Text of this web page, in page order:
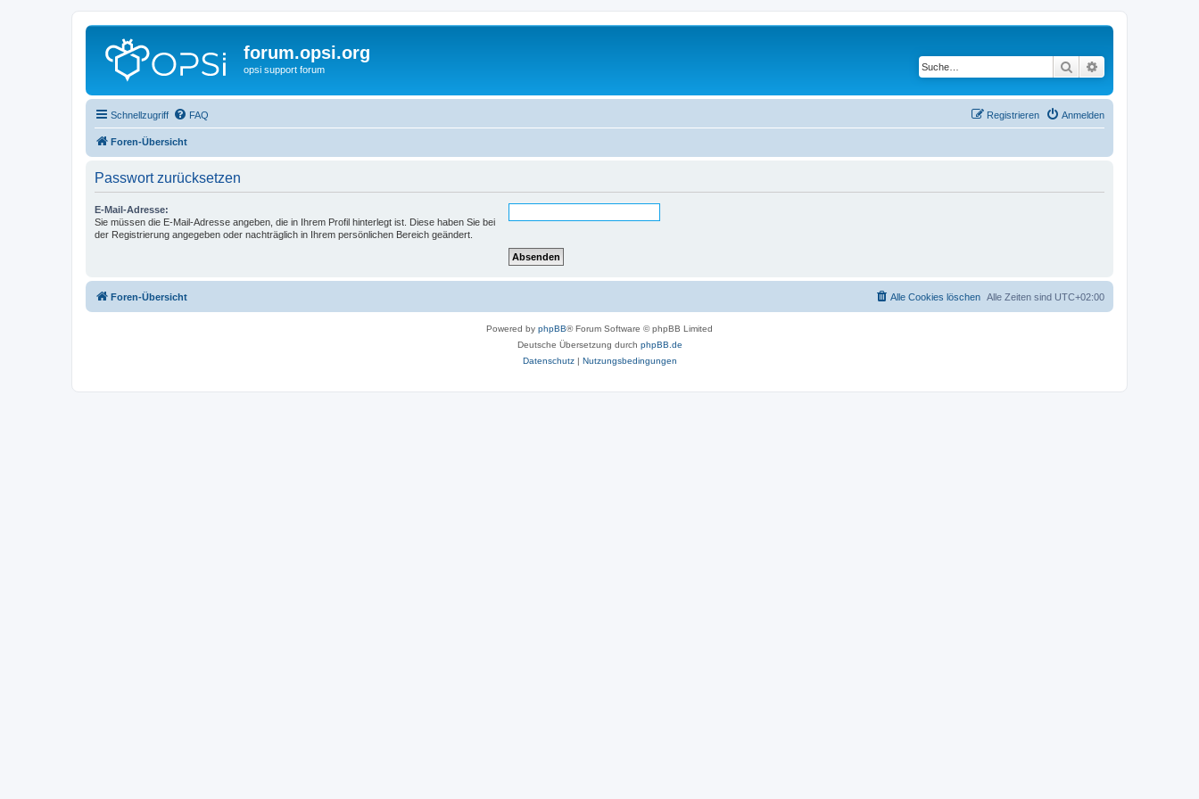
forum.opsi.org
opsi support forum Suche
Schnellzugriff FAQ Anmelden
Registrieren
Foren-Übersicht
Passwort zurücksetzen
E-Mail-Adresse:
Sie müssen die E-Mail-Adresse angeben, die in Ihrem Profil hinterlegt ist. Diese haben Sie bei
der Registrierung angegeben oder nachträglich in Ihrem persönlichen Bereich geändert.
Foren-Übersicht Alle Zeiten sind UTC+02:00
Alle Cookies löschen
Powered by phpBB® Forum Software © phpBB Limited
Deutsche Übersetzung durch phpBB.de
Datenschutz| Nutzungsbedingungen